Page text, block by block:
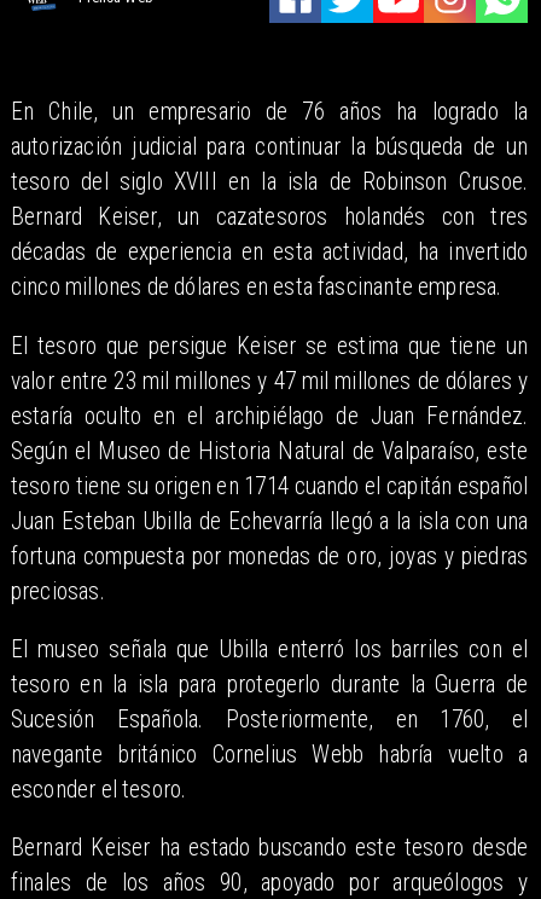
En Chile, un empresario de 76 años ha logrado la
autorización judicial para continuar la búsqueda de un
tesoro del siglo XVIII en la isla de Robinson Crusoe.
Bernard Keiser, un cazatesoros holandés con tres
décadas de experiencia en esta actividad, ha invertido
cinco millones de dólares en esta fascinante empresa.
El tesoro que persigue Keiser se estima que tiene un
valor entre 23 mil millones y 47 mil millones de dólares y
estaría oculto en el archipiélago de Juan Fernández.
Según el Museo de Historia Natural de Valparaíso, este
tesoro tiene su origen en 1714 cuando el capitán español
Juan Esteban Ubilla de Echevarría llegó a la isla con una
fortuna compuesta por monedas de oro, joyas y piedras
preciosas.
El museo señala que Ubilla enterró los barriles con el
tesoro en la isla para protegerlo durante la Guerra de
Sucesión Española. Posteriormente, en 1760, el
navegante británico Cornelius Webb habría vuelto a
esconder el tesoro.
Bernard Keiser ha estado buscando este tesoro desde
finales de los años 90, apoyado por arqueólogos y